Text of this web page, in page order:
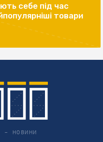
себе під час
товари
– НОВИНИ